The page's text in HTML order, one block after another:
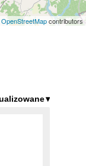
OpenStreetMapcontributors